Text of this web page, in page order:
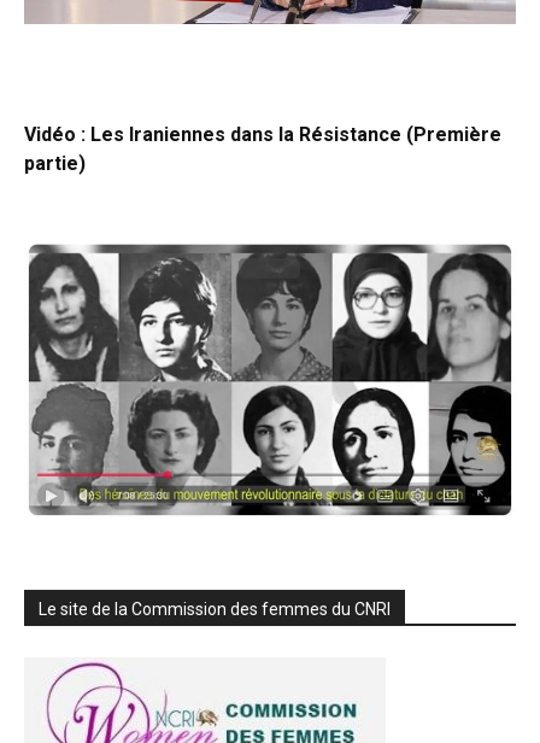
Vidéo : Les Iraniennes dans la Résistance (Première
partie)
Le site de la Commission des femmes du CNRI